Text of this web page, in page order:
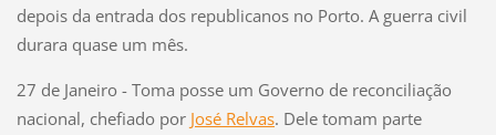
depois da entrada dos republicanos no Porto. A guerra civil
durara quase um mês.
27 de Janeiro - Toma posse um Governo de reconciliação
nacional, chefiado por José Relvas. Dele tomam parte